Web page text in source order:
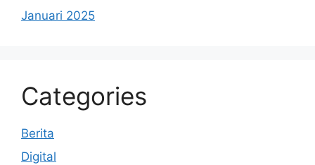
Januari 2025
Categories
Berita
Digital